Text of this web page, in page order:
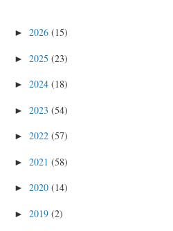
► 2026 (15)
► 2025 (23)
► 2024 (18)
► 2023 (54)
► 2022 (57)
► 2021 (58)
► 2020 (14)
► 2019 (2)